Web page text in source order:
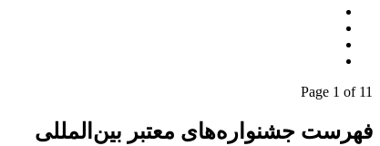
Page 1 of 11
فهرست جشنواره‌های معتبر بین‌المللی